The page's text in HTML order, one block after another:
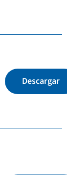
Descargar